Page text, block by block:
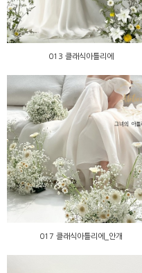
013 클래식아틀리에
017 클래식아틀리에_안개
017 클래식아틀리에_안개